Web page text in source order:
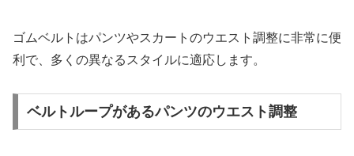
ゴムベルトはパンツやスカートのウエスト調整に非常に便
利で、多くの異なるスタイルに適応します。
ベルトループがあるパンツのウエスト調整